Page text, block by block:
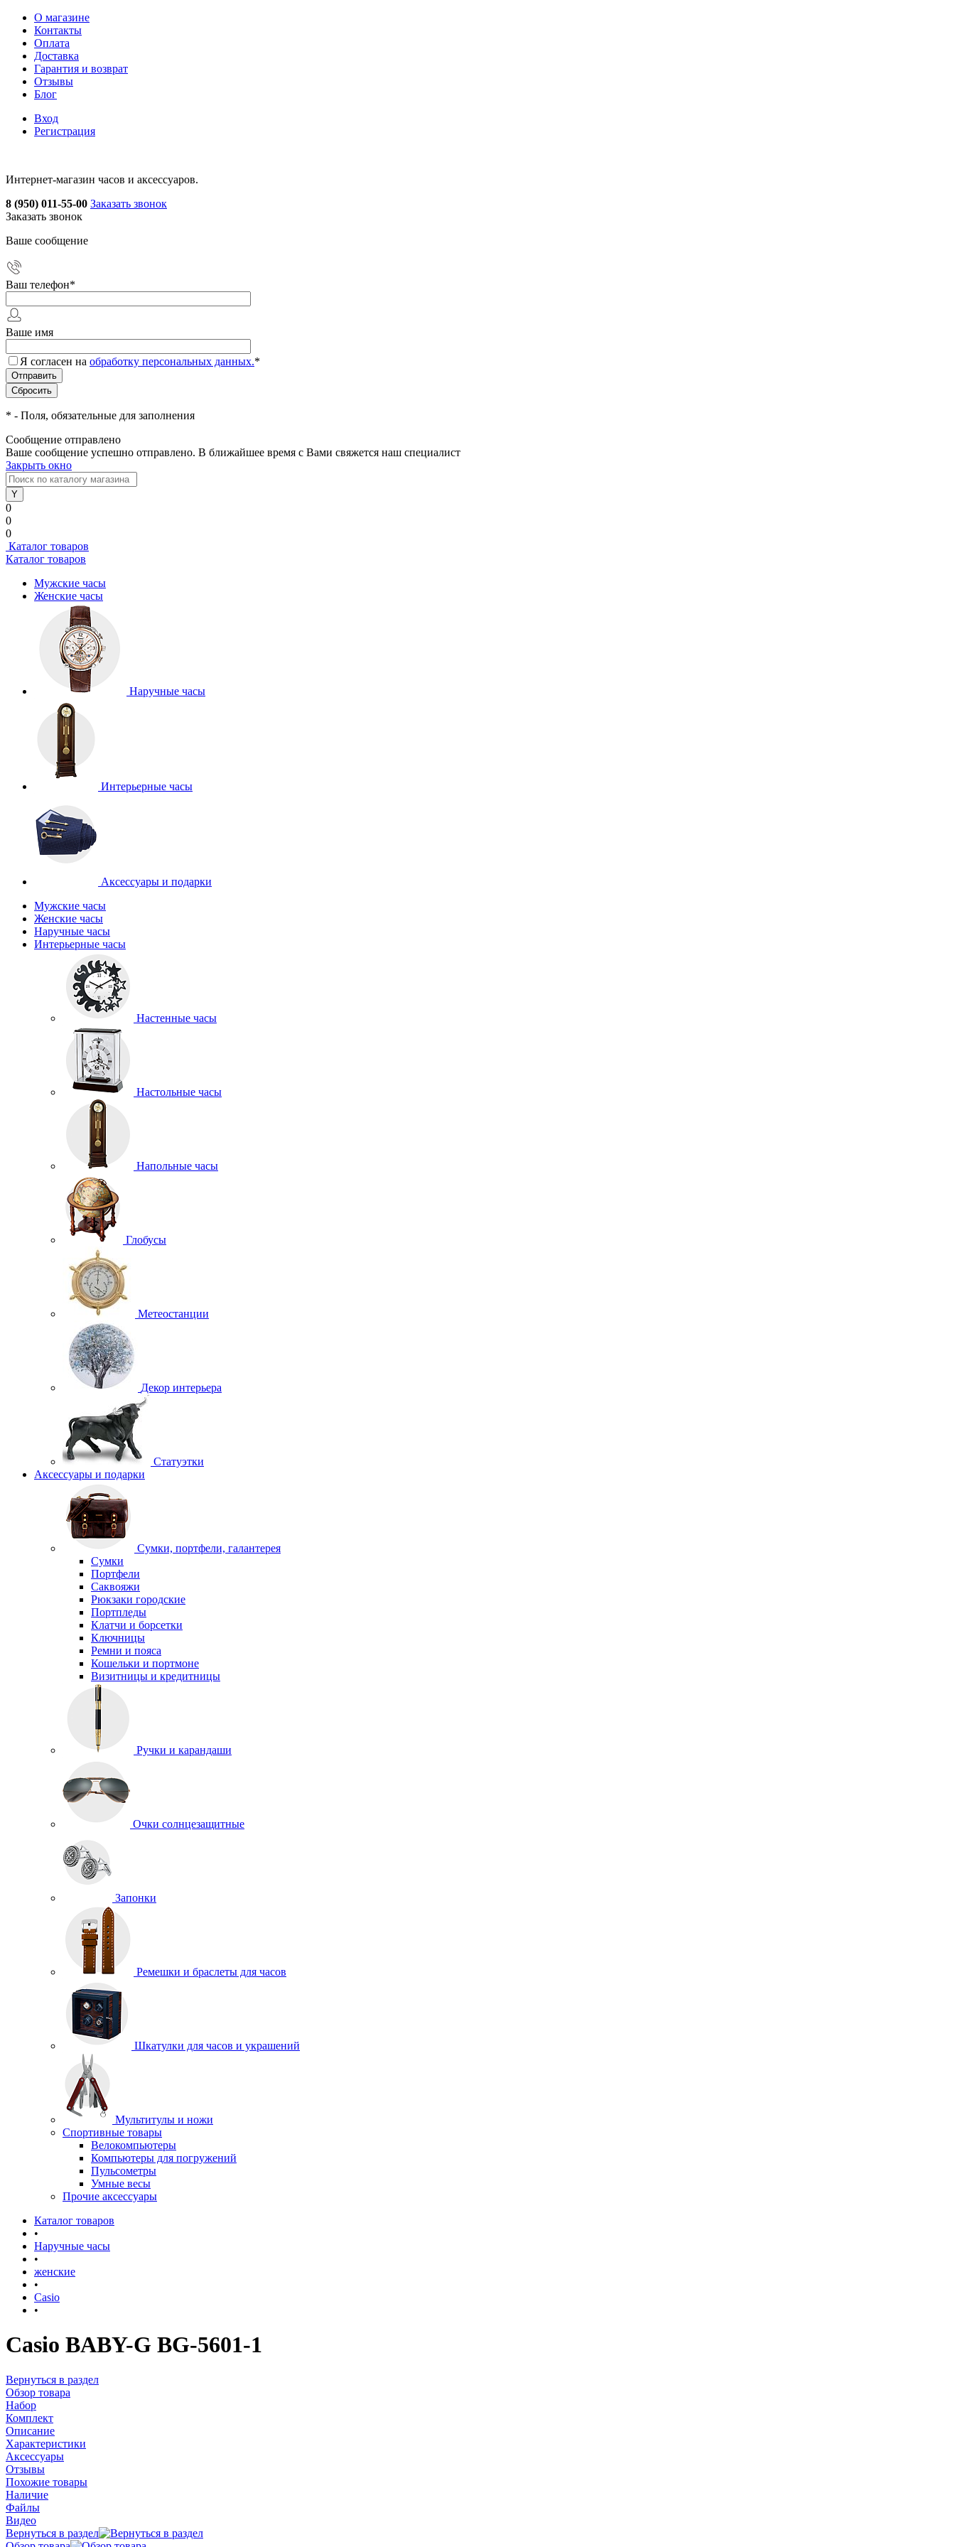
О магазине
Контакты
Оплата
Доставка
Гарантия и возврат
Отзывы
Блог
Вход
Регистрация
Интернет-магазин часов и аксессуаров.
8 (950) 011-55-00 Заказать звонок
Заказать звонок
Ваше сообщение
Ваш телефон*
Ваше имя
Я согласен на обработку персональных данных.*
* - Поля, обязательные для заполнения
Сообщение отправлено
Ваше сообщение успешно отправлено. В ближайшее время с Вами свяжется наш специалист
Закрыть окно
0
0
0
Каталог товаров
Каталог товаров
Мужские часы
Женские часы
Наручные часы
Интерьерные часы
Аксессуары и подарки
Мужские часы
Женские часы
Наручные часы
Интерьерные часы
Настенные часы
Настольные часы
Напольные часы
Глобусы
Метеостанции
Декор интерьера
Статуэтки
Аксессуары и подарки
Сумки, портфели, галантерея
Сумки
Портфели
Саквояжи
Рюкзаки городские
Портпледы
Клатчи и борсетки
Ключницы
Ремни и пояса
Кошельки и портмоне
Визитницы и кредитницы
Ручки и карандаши
Очки солнцезащитные
Запонки
Ремешки и браслеты для часов
Шкатулки для часов и украшений
Мультитулы и ножи
Спортивные товары
Велокомпьютеры
Компьютеры для погружений
Пульсометры
Умные весы
Прочие аксессуары
Каталог товаров
•
Наручные часы
•
женские
•
Casio
•
Casio BABY-G BG-5601-1
Вернуться в раздел
Обзор товара
Набор
Комплект
Описание
Характеристики
Аксессуары
Отзывы
Похожие товары
Наличие
Файлы
Видео
Вернуться в раздел